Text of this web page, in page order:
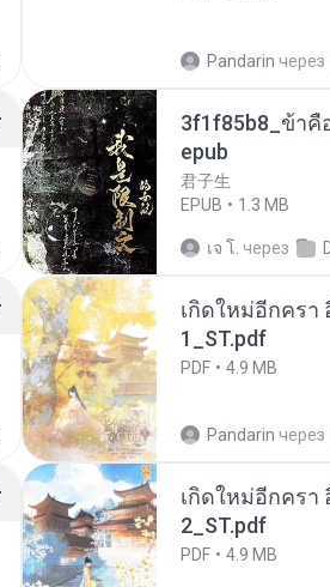
Pandarin через
3f1f85b8_ข้าคื
epub
君子生
EPUB
1.3 MB
เจ โ. через
เกิดใหม่อีกครา
1_ST.pdf
PDF 4.9 MB
Pandarin через
เกิดใหม่อีกครา
2_ST.pdf
PDF 4.9 MB